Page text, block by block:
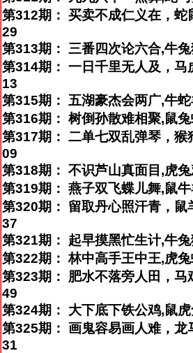
第312期： 买卖不成仁义在，蛇
29
第313期： 三番四次论六合,牛
第314期： 一日千里无人及，马
13
第315期： 五湖豪杰会两广,牛
第316期： 树倒孙散难相聚,鼠
第317期： 二单七双乱弹琴，猴
09
第318期： 不识芦山真面目,虎
第319期： 燕子双飞蝶儿舞,鼠
第320期： 留取丹心照汗青，鼠
37
第321期： 起早摸黑忙生计,牛
第322期： 林中高手王中王,虎
第323期： 肥水不落旁人田，马
49
第324期： 大下底下铁公鸡,鼠
第325期： 画鬼容易画人难，龙
31